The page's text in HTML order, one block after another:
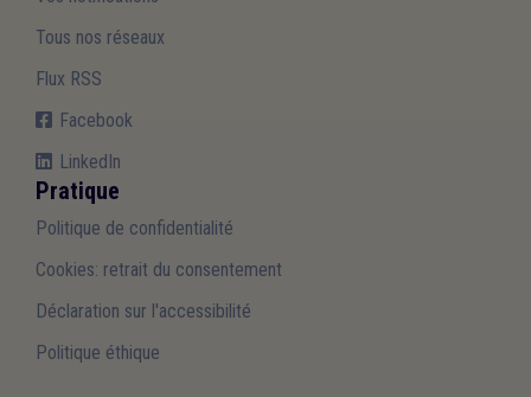
Tous nos réseaux
Flux RSS
Facebook
LinkedIn
Pratique
Politique de confidentialité
Cookies: retrait du consentement
Déclaration sur l'accessibilité
Politique éthique